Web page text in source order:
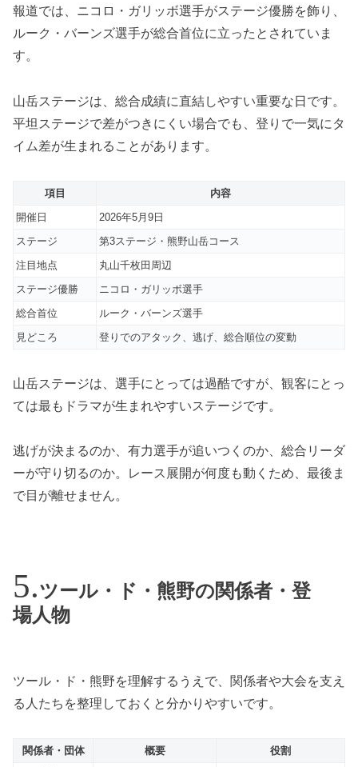
報道では、ニコロ・ガリッボ選手がステージ優勝を飾り、
ルーク・バーンズ選手が総合首位に立ったとされていま
す。
山岳ステージは、総合成績に直結しやすい重要な日です。
平坦ステージで差がつきにくい場合でも、登りで一気にタ
イム差が生まれることがあります。
項目
内容
開催日
2026年5月9日
ステージ
第3ステージ・熊野山岳コース
注目地点
丸山千枚田周辺
ステージ優勝
ニコロ・ガリッボ選手
総合首位
ルーク・バーンズ選手
見どころ
登りでのアタック、逃げ、総合順位の変動
山岳ステージは、選手にとっては過酷ですが、観客にとっ
ては最もドラマが生まれやすいステージです。
逃げが決まるのか、有力選手が追いつくのか、総合リーダ
ーが守り切るのか。レース展開が何度も動くため、最後ま
で目が離せません。
ツール・ド・熊野の関係者・登
場人物
ツール・ド・熊野を理解するうえで、関係者や大会を支え
る人たちを整理しておくと分かりやすいです。
関係者・団体 概要
役割